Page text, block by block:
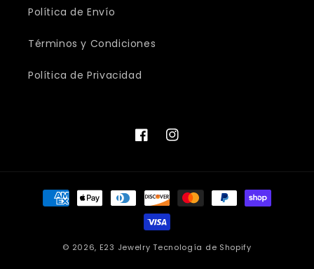
Política de Envío
Términos y Condiciones
Política de Privacidad
FacebookInstagram
Formas
© 2026, E23 Jewelry Tecnología de Shopify